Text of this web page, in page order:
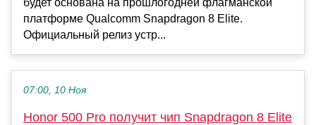
платформе Qualcomm Snapdragon 8 Elite.
Официальный релиз устр...
07:00, 10 Ноя
Honor 500 Pro получит чип Snapdragon 8 Elite